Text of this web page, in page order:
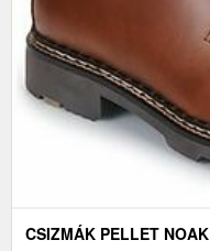
CSIZMÁK PELLET NOAK